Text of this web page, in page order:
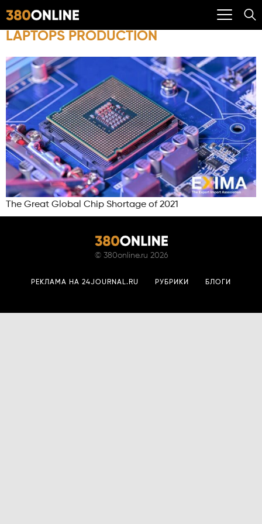
LAPTOPS PRODUCTION
The Great Global Chip Shortage of 2021
© 380online.ru 2026
РЕКЛАМА НА 24JOURNAL.RU РУБРИКИ БЛОГИ